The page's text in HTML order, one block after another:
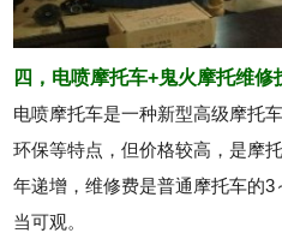
四，电喷摩托车+鬼火摩托维修
电喷摩托车是一种新型高级摩托
环保等特点，但价格较高，是摩
年递增，维修费是普通摩托车的
当可观。